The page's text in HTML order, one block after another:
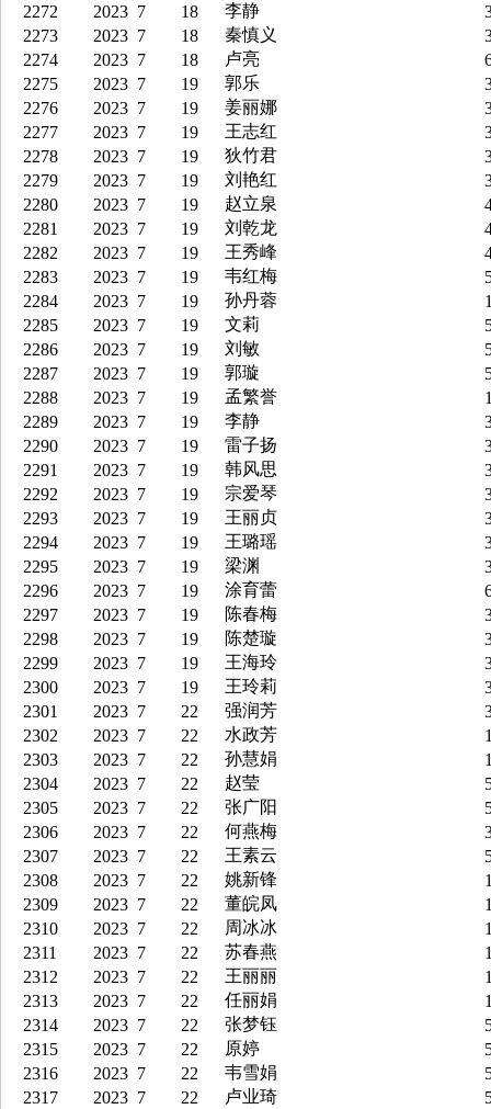
2272
2023 7 18 李静
2273
2023 7 18 秦慎义
2274
2023 7 18 卢亮
2275
2023 7 19 郭乐
2276
2023 7 19 姜丽娜
2277
2023 7 19 王志红
2278
2023 7 19 狄竹君
2279
2023 7 19 刘艳红
2280
2023 7 19 赵立泉
2281
2023 7 19 刘乾龙
2282
2023 7 19 王秀峰
2283
2023 7 19 韦红梅
2284
2023 7 19 孙丹蓉
2285
2023 7 19 文莉
2286
2023 7 19 刘敏
2287
2023 7 19 郭璇
2288
2023 7 19 孟繁誉
2289
2023 7 19 李静
2290
2023 7 19 雷子扬
2291
2023 7 19 韩风思
2292
2023 7 19 宗爱琴
2293
2023 7 19 王丽贞
2294
2023 7 19 王璐瑶
2295
2023 7 19 梁渊
2296
2023 7 19 涂育蕾
2297
2023 7 19 陈春梅
2298
2023 7 19 陈楚璇
2299
2023 7 19 王海玲
2300
2023 7 19 王玲莉
2301
2023 7 22 强润芳
2302
2023 7 22 水政芳
2303
2023 7 22 孙慧娟
2304
2023 7 22 赵莹
2305
2023 7 22 张广阳
2306
2023 7 22 何燕梅
2307
2023 7 22 王素云
2308
2023 7 22 姚新锋
2309
2023 7 22 董皖凤
2310
2023 7 22 周冰冰
2311
2023 7 22 苏春燕
2312
2023 7 22 王丽丽
2313
2023 7 22 任丽娟
2314
2023 7 22 张梦钰
2315
2023 7 22 原婷
2316
2023 7 22 韦雪娟
2317
2023 7 22 卢业琦